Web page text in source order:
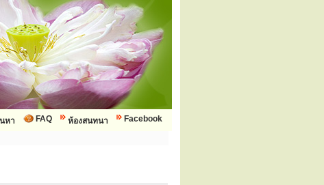
Facebook
ห้องสนทนา
FAQ
หา